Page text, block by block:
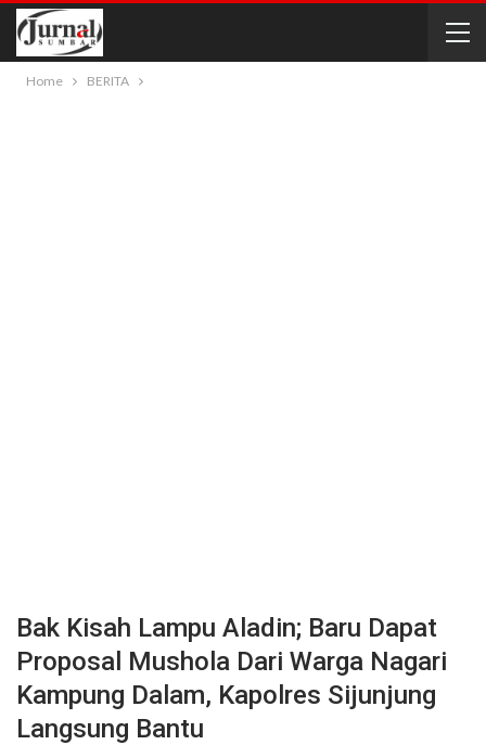
Home BERITA
Bak Kisah Lampu Aladin; Baru Dapat
Proposal Mushola Dari Warga Nagari
Kampung Dalam, Kapolres Sijunjung
Langsung Bantu